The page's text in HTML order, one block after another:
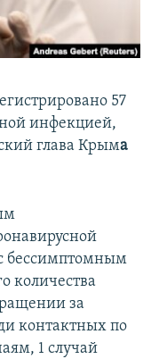
57
инфекцией,
глава Крыма
бессимптомным
количества
за
контактных по
1 случай